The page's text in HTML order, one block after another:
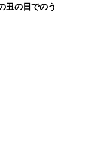
丑の日でのう